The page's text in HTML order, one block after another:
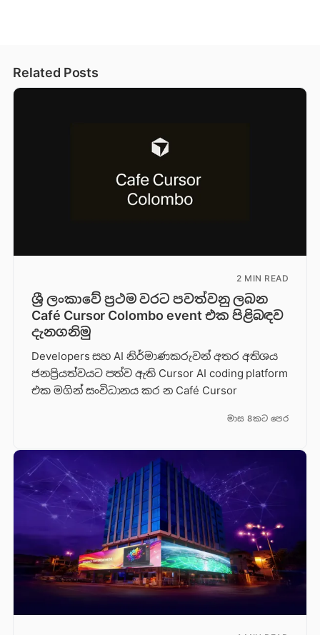
Related Posts
2 MIN READ
ශ්‍රී ලංකාවේ ප්‍රථම වරට පවත්වනු ලබන
Café Cursor Colombo event එක පිළිබඳව
දැනගනිමු
Developers සහ AI නිර්මාණකරුවන් අතර අතිශය
ජනප්‍රියත්වයට පත්ව ඇති Cursor AI coding platform
එක මගින් සංවිධානය කර න Café Cursor
මාස 8කට පෙර